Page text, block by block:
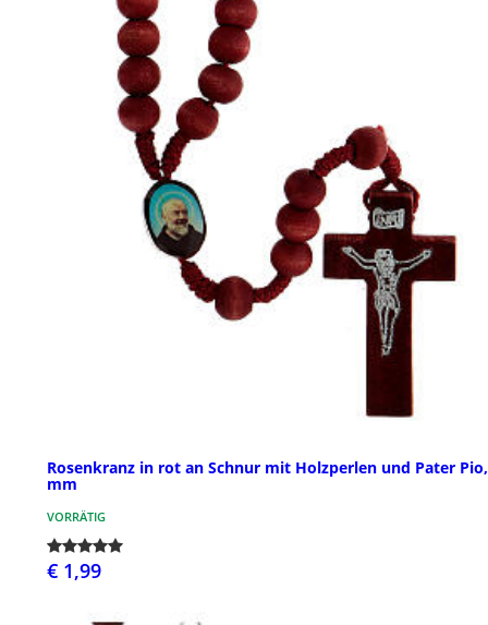
Rosenkranz in rot an Schnur mit Holzperlen und Pater
mm
VORRÄTIG
€ 1,99